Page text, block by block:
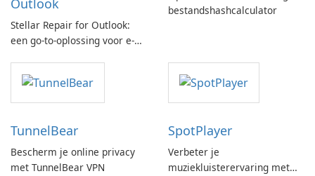
Outlook
Stellar Repair for Outlook:
een go-to-oplossing voor e-
bestandshashcalculator
TunnelBear
Bescherm je online privacy
met TunnelBear VPN
SpotPlayer
Verbeter je
muziekluisterervaring met